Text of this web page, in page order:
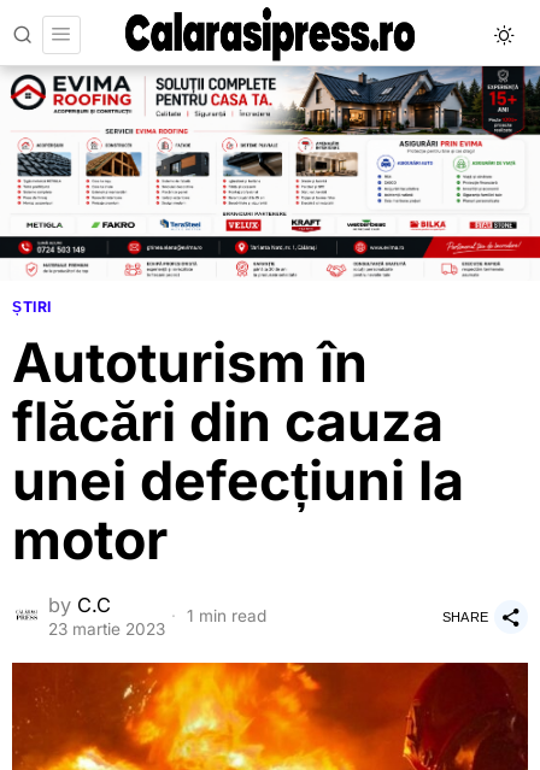
ȘTIRI
Autoturism în
flăcări din cauza
unei defecțiuni la
motor
by C.C
23 martie 2023
1 min read SHARE